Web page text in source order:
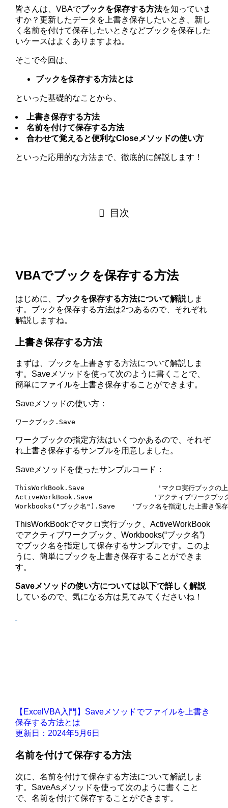
皆さんは、VBAでブックを保存する方法を知っていま
すか？更新したデータを上書き保存したいとき、新し
く名前を付けて保存したいときなどブックを保存した
いケースはよくありますよね。
そこで今回は、
ブックを保存する方法とは
といった基礎的なことから、
上書き保存する方法
名前を付けて保存する方法
合わせて覚えると便利なCloseメソッドの使い方
といった応用的な方法まで、徹底的に解説します！
目次
VBAでブックを保存する方法
はじめに、 ブックを保存する方法について解説しま
す。ブックを保存する方法は2つあるので、それぞれ
解説しますね。
上書き保存する方法
まずは、ブックを上書きする方法について解説しま
す。Saveメソッドを使って次のように書くことで、
簡単にファイルを上書き保存することができます。
Saveメソッドの使い方：
ワークブック.Save
ワークブックの指定方法はいくつかあるので、それぞ
れ上書き保存するサンプルを用意しました。
Saveメソッドを使ったサンプルコード：
ThisWorkBook.Save                  'マクロ実行ブックの上
ActiveWorkBook.Save               'アクティブワークブック
Workbooks("ブック名").Save    'ブック名を指定した上書き保存
ThisWorkBookでマクロ実行ブック、ActiveWorkBook
でアクティブワークブック、Workbooks(“ブック名”)
でブック名を指定して保存するサンプルです。このよ
うに、簡単にブックを上書き保存することができま
す。
Saveメソッドの使い方については以下で詳しく解説
しているので、気になる方は見てみてくださいね！
【ExcelVBA入門】Saveメソッドでファイルを上書き
保存する方法とは
更新日：2024年5月6日
名前を付けて保存する方法
次に、名前を付けて保存する方法について解説しま
す。SaveAsメソッドを使って次のように書くこと
で、名前を付けて保存することができます。